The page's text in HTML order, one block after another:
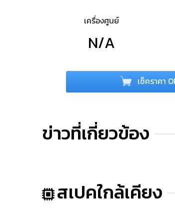
เครื่องศูนย์
N/A
เช็คราคา
ข่าวที่เกี่ยวข้อง
สเปคใกล้เคียง